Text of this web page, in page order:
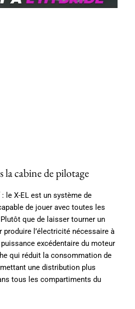
la cabine de pilotage
le X-EL est un système de
de jouer avec toutes les
que de laisser tourner un
produire l’électricité nécessaire à
excédentaire du moteur
qui réduit la consommation de
une distribution plus
tous les compartiments du